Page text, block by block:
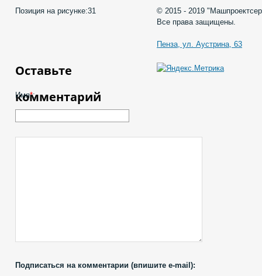
© 2015 - 2019
Все права защищены.
Пенза, ул. Аустрина, 63
Позиция на рисунке:31
Оставьте
комментарий
Имя*:
Подписаться на комментарии (впишите e-mail):